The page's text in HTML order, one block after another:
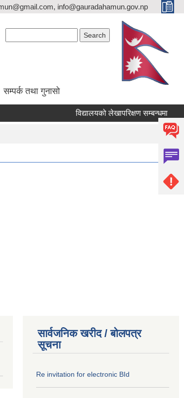
info@gauradahamun.gov.np
सम्पर्क तथा गुनासो
विद्यालयको लेखापरिक्षण सम्बन्धमा
सार्वजनिक खरीद / बोलपत्र
सूचना
Re invitation for electronic BId